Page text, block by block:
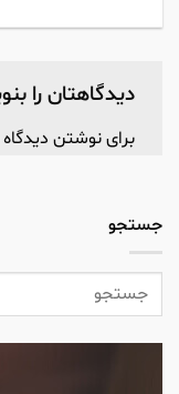
دیدگاهتان را
برای نوشتن دیدگاه
جستجو